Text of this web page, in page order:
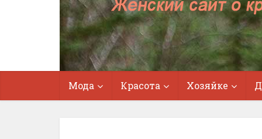
Мода Красота Хозяйке